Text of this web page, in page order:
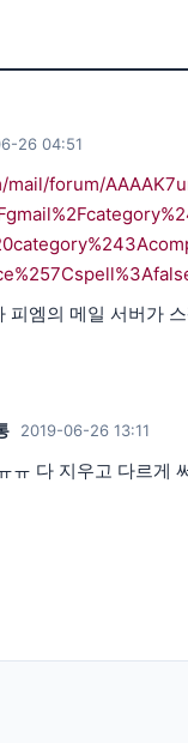
26 04:51
forum/
피엠의 메일 서버가
2019-06-26 13:11
ㅠ 다 지우고 다르게